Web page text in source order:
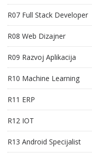
R07 Full Stack Developer
R08 Web Dizajner
R09 Razvoj Aplikacija
R10 Machine Learning
R11 ERP
R12 IOT
R13 Android Specijalist